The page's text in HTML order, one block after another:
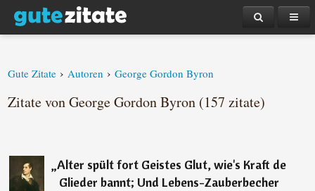
Gute Zitate › Autoren › George Gordon Byron
Zitate von George Gordon Byron (157 zitate)
„Alter spült fort Geistes Glut, wie's Kraft de
Glieder bannt; Und Lebens-Zauberbecher